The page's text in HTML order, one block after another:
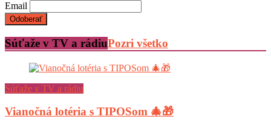
Email
Súťaže v TV a rádiuPozri všetko
Súťaže v TV a rádiu
Vianočná lotéria s TIPOSom 🎄🎁